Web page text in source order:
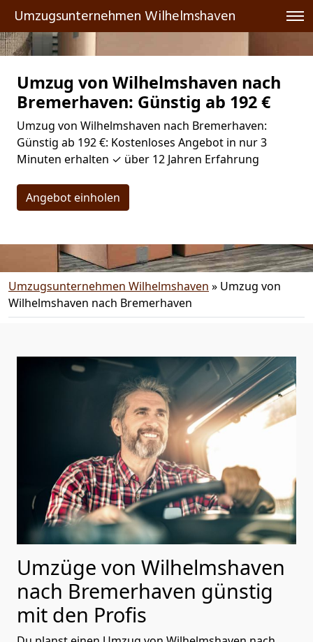
Umzugsunternehmen Wilhelmshaven
Umzug von Wilhelmshaven nach
Bremer­haven: Günstig ab 192 €
Umzug von Wilhelmshaven nach Bremer­haven:
Günstig ab 192 €: Kostenloses Angebot in nur 3
Minuten erhalten ✓ über 12 Jahren Erfahrung
Angebot einholen
Umzugsunternehmen Wilhelmshaven » Umzug von
Wilhelmshaven nach Bremer­haven
Umzüge von Wilhelmshaven
nach Bremer­haven günstig
mit den Profis